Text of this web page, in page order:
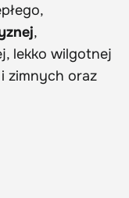
,
lekko wilgotnej
zimnych oraz